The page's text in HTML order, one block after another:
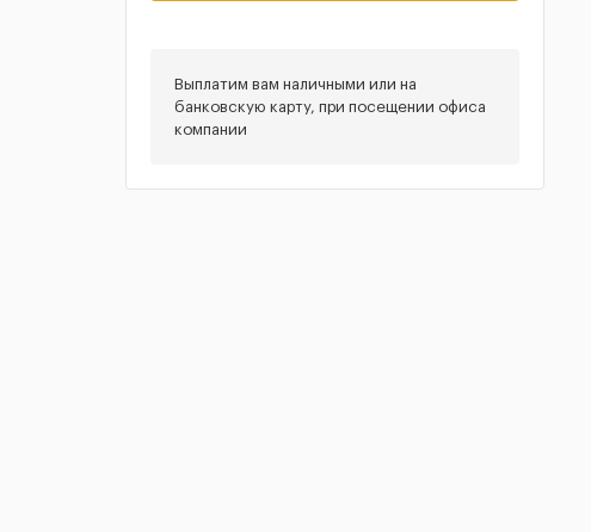
Выплатим вам наличными или на
банковскую карту, при посещении офиса
компании